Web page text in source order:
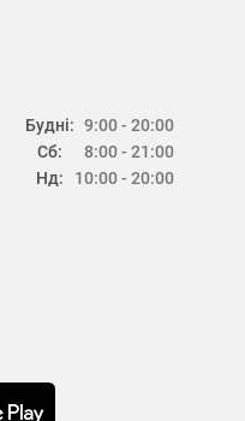
Будні:
Сб:
Нд:
9:00 - 20:00
8:00 - 21:00
10:00 - 20:00